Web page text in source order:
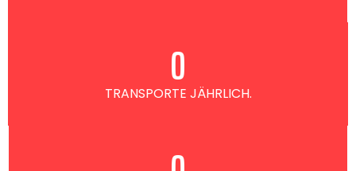
TRANSPORTE JÄHRLICH.
0